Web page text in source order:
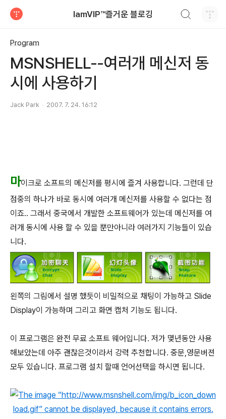
IamVIP™즐거운 블로깅
Program
MSNSHELL--여러개 메신저 동
시에 사용하기
Jack Park 2007. 7. 24. 16:12
마이크로 소프트의 메신저를 평시에 즐겨 사용합니다. 그런데 단
점중의 하나가 바로 동시에 여러개 메신저를 사용할 수 없다는 점
이죠.. 그래서 중국에서 개발한 소프트웨어가 있는데 메신저를 여
러개 동시에 사용 할 수 있을 뿐만아니라 여러가지 기능들이 있습
니다.
왼쪽의 그림에서 설명 했듯이 비밀적으로 채팅이 가능하고 Slide
Display이 가능하며 그리고 화면 캡처 기능도 됩니다.
이 프로그램은 완전 무료 소프트 웨어입니다. 저가 몇년동안 사용
해보았는데 아주 괜찮은것이라서 강력 추천합니다. 중문,영문버젼
모두 있습니다. 프로그램 설치 할때 언어선택을 하시면 됩니다.